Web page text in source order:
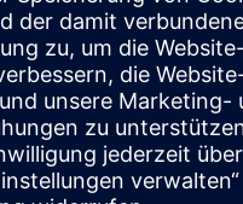
Lab are included.
: In regular webinars, you will
from our experts on
Account :A management
five (5) subscriptions are
managers to have an
training activities and to